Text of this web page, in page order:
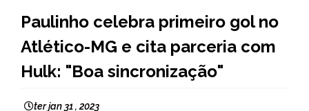
Paulinho celebra primeiro gol no
Atlético-MG e cita parceria com
Hulk: "Boa sincronização"
ter jan 31 , 2023